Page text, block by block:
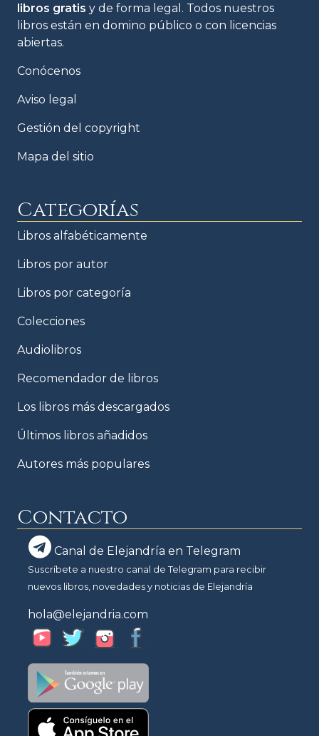
libros gratis y de forma legal. Todos nuestros
libros están en domino público o con licencias
abiertas.
Conócenos
Aviso legal
Gestión del copyright
Mapa del sitio
Categorías
Libros alfabéticamente
Libros por autor
Libros por categoría
Colecciones
Audiolibros
Recomendador de libros
Los libros más descargados
Últimos libros añadidos
Autores más populares
Contacto
Canal de Elejandría en Telegram
Suscríbete a nuestro canal de Telegram para recibir
nuevos libros, novedades y noticias de Elejandría
hola@elejandria.com